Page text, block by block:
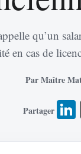
qu’un
en cas de
Par Maître
Partager